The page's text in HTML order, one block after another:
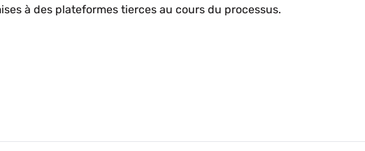
à des plateformes tierces au cours du processus.